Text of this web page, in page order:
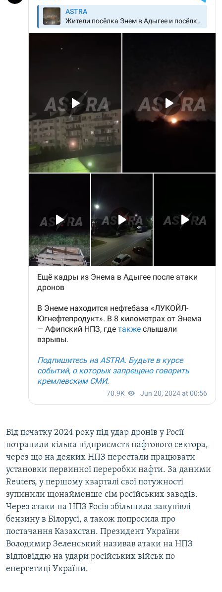
Від початку 2024 року під удар дронів у Росії
потрапили кілька підприємств нафтового сектора,
через що на деяких НПЗ перестали працювати
установки первинної переробки нафти. За даними
Reuters, у першому кварталі свої потужності
зупинили щонайменше сім російських заводів.
Через атаки на НПЗ Росія збільшила закупівлі
бензину в Білорусі, а також попросила про
постачання Казахстан. Президент України
Володимир Зеленський називав атаки на НПЗ
відповіддю на удари російських військ по
енергетиці України.